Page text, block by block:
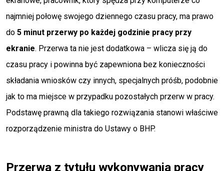
najmniej połowę swojego dziennego czasu pracy, ma prawo
do 5 minut przerwy po każdej godzinie pracy przy
ekranie. Przerwa ta nie jest dodatkowa – wlicza się ją do
czasu pracy i powinna być zapewniona bez konieczności
składania wniosków czy innych, specjalnych próśb, podobnie
jak to ma miejsce w przypadku pozostałych przerw w pracy.
Podstawę prawną dla takiego rozwiązania stanowi właściwe
rozporządzenie ministra do Ustawy o BHP.
Przerwa z tytułu wykonywania pracy